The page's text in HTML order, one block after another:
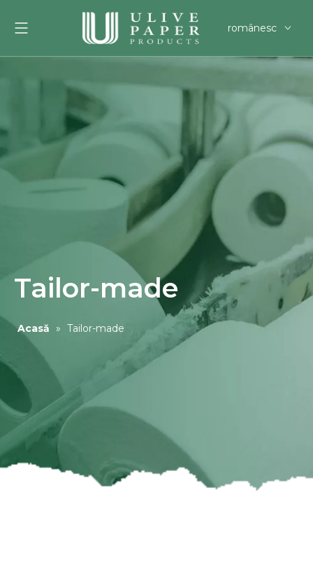
românesc
Português
한국어
Filipino
Tailor-made
Acasă » Tailor-made